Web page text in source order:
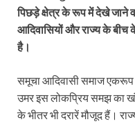
पिछड़े क्षेत्र के रूप में देखे
आदिवासियों और राज्य के बीच
है।
समूचा आदिवासी समाज एकरूप
उमर इस लोकप्रिय समझ का
के भीतर भी दरारें मौजूद हैं।